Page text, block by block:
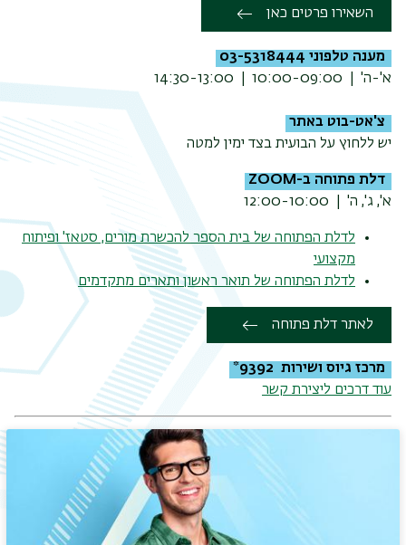
השאירו פרטים כאן
מענה טלפוני 03-5318444
א'-ה' | 10:00-09:00 | 14:30-13:00
צ'אט-בוט באתר
יש ללחוץ על הבועית בצד ימין למטה
דלת פתוחה ב-ZOOM
א', ג', ה' | 12:00-10:00
לדלת הפתוחה של בית הספר להכשרת מורים, סטאז' ופיתוח
מקצועי
לדלת הפתוחה של תואר ראשון ותארים מתקדמים
לאתר דלת פתוחה
מרכז גיוס ושירות 9392*
עוד דרכים ליצירת קשר